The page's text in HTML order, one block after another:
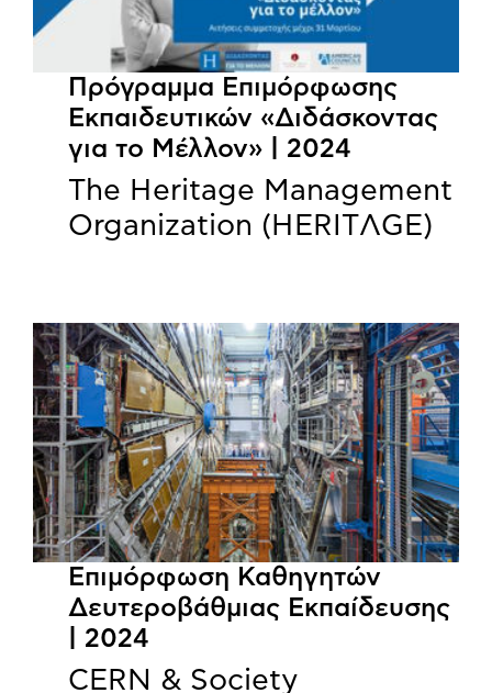
Πρόγραμμα Επιμόρφωσης
Εκπαιδευτικών «Διδάσκοντας
για το Μέλλον» | 2024
The Heritage Management
Organization (HERITΛGΕ)
Επιμόρφωση Καθηγητών
Δευτεροβάθμιας Εκπαίδευσης
| 2024
CERN & Society